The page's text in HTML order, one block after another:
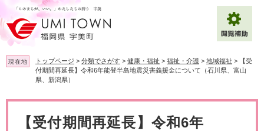
ー
ジ
の
先
頭
ニ
ュ
ー
を
飛
背景色変更 白 黒
現在地 トップページ > 分類でさがす > 健康・福祉 > 福祉・介護 > 地域福祉 >
【受
付期間再延長】令和6年能登半島地震災害義援金について（石川県、富山
県、新潟県）
【受付期間再延長】令和6年